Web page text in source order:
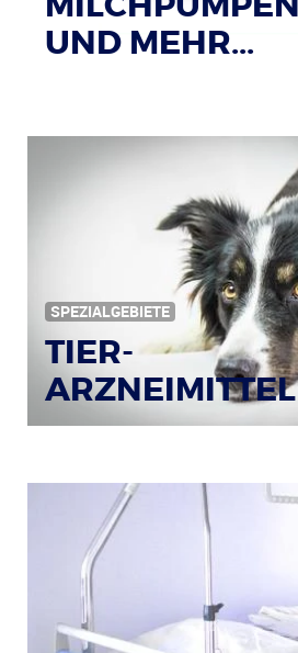
UND MEHR...
SPEZIALGEBIETE
TIER-
ARZNEIMITTEL